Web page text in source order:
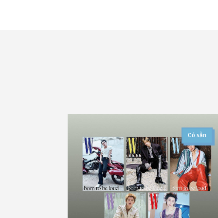
Có sẵn